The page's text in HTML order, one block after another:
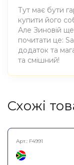
Тут має бути
купити його
Але Зиновій
почитати це:
додаток та
та смішний!
Атрибути
Cхожі
Арт.: F4991